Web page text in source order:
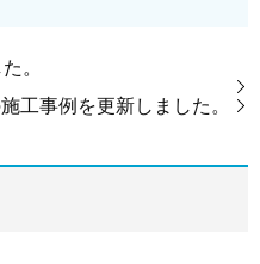
。
工事例を更新しました。